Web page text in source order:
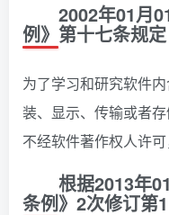
2002年01月01
例》第十七条规定
为了学习和研究软件
装、显示、传输或者
不经软件著作权人许可
根据2013年01
条例》2次修订第1